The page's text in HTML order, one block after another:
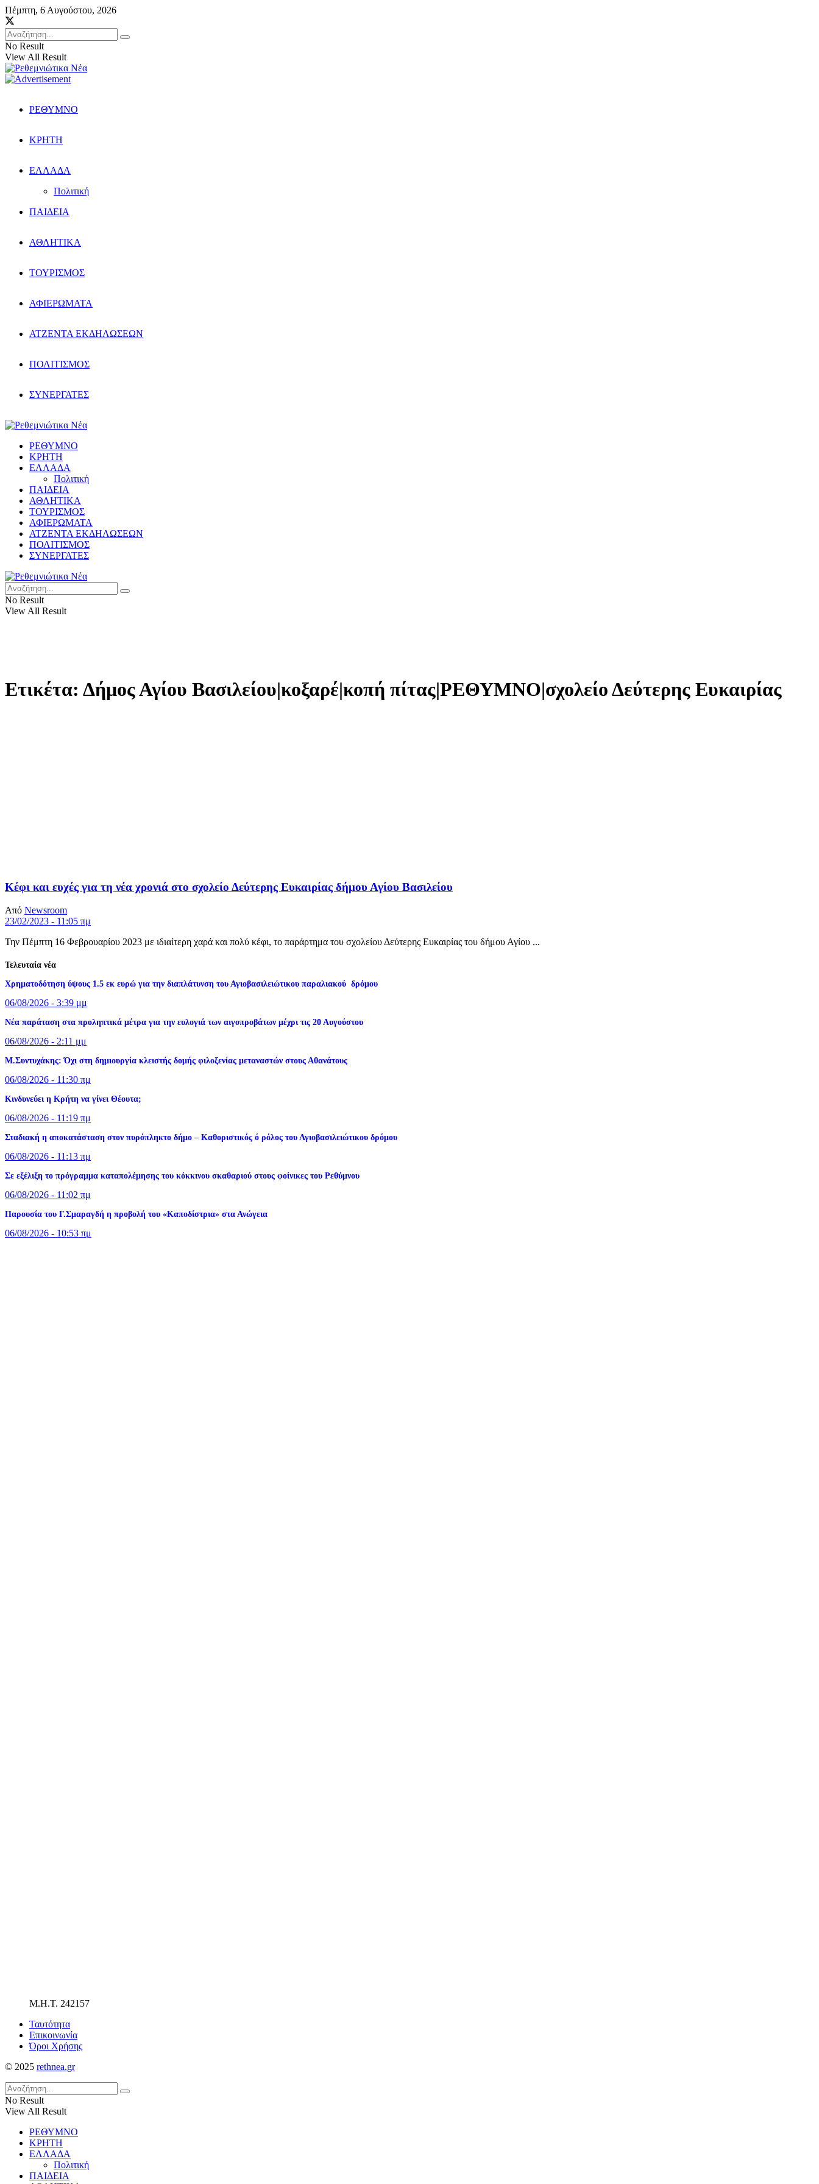
Πέμπτη, 6 Αυγούστου, 2026
No Result
View All Result
ΡΕΘΥΜΝΟ
ΚΡΗΤΗ
ΕΛΛΑΔΑ
Πολιτική
ΠΑΙΔΕΙΑ
ΑΘΛΗΤΙΚΑ
ΤΟΥΡΙΣΜΟΣ
ΑΦΙΕΡΩΜΑΤΑ
ΑΤΖΕΝΤΑ ΕΚΔΗΛΩΣΕΩΝ
ΠΟΛΙΤΙΣΜΟΣ
ΣΥΝΕΡΓΑΤΕΣ
ΡΕΘΥΜΝΟ
ΚΡΗΤΗ
ΕΛΛΑΔΑ
Πολιτική
ΠΑΙΔΕΙΑ
ΑΘΛΗΤΙΚΑ
ΤΟΥΡΙΣΜΟΣ
ΑΦΙΕΡΩΜΑΤΑ
ΑΤΖΕΝΤΑ ΕΚΔΗΛΩΣΕΩΝ
ΠΟΛΙΤΙΣΜΟΣ
ΣΥΝΕΡΓΑΤΕΣ
No Result
View All Result
Ετικέτα: Δήμος Αγίου Βασιλείου|κοξαρέ|κοπή πίτας|ΡΕΘΥΜΝΟ|σχολείο Δεύτερης Ευκαιρίας
Κέφι και ευχές για τη νέα χρονιά στο σχολείο Δεύτερης Ευκαιρίας δήμου Αγίου Βασιλείου
Από Newsroom
23/02/2023 - 11:05 πμ
Την Πέμπτη 16 Φεβρουαρίου 2023 με ιδιαίτερη χαρά και πολύ κέφι, το παράρτημα του σχολείου Δεύτερης Ευκαιρίας του δήμου Αγίου ...
Τελευταία νέα
Xρηματοδότηση ύψους 1.5 εκ ευρώ για την διαπλάτυνση του Αγιοβασιλειώτικου παραλιακού δρόμου
06/08/2026 - 3:39 μμ
Νέα παράταση στα προληπτικά μέτρα για την ευλογιά των αιγοπροβάτων μέχρι τις 20 Αυγούστου
06/08/2026 - 2:11 μμ
Μ.Συντυχάκης: Όχι στη δημιουργία κλειστής δομής φιλοξενίας μεταναστών στους Αθανάτους
06/08/2026 - 11:30 πμ
Κινδυνεύει η Κρήτη να γίνει Θέουτα;
06/08/2026 - 11:19 πμ
Σταδιακή η αποκατάσταση στον πυρόπληκτο δήμο – Καθοριστικός ό ρόλος του Αγιοβασιλειώτικου δρόμου
06/08/2026 - 11:13 πμ
Σε εξέλιξη το πρόγραμμα καταπολέμησης του κόκκινου σκαθαριού στους φοίνικες του Ρεθύμνου
06/08/2026 - 11:02 πμ
Παρουσία του Γ.Σμαραγδή η προβολή του «Καποδίστρια» στα Ανώγεια
06/08/2026 - 10:53 πμ
Μ.Η.Τ. 242157
Ταυτότητα
Επικοινωνία
Όροι Χρήσης
© 2025 rethnea.gr
No Result
View All Result
ΡΕΘΥΜΝΟ
ΚΡΗΤΗ
ΕΛΛΑΔΑ
Πολιτική
ΠΑΙΔΕΙΑ